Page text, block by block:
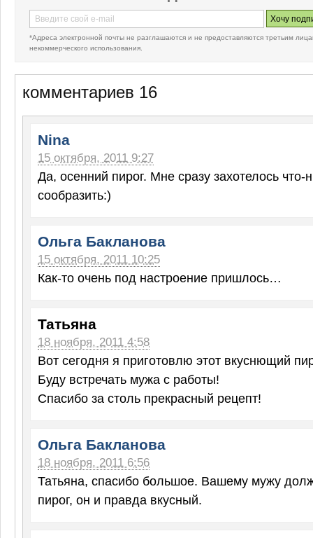
*Адреса электронной почты не разглашаются и не предоставляются третьим
некоммерческого использования.
комментариев 16
Nina
15 октября, 2011 9:27
Да, осенний пирог. Мне сразу захотелось что-
сообразить:)
Ольга Бакланова
15 октября, 2011 10:25
Как-то очень под настроение пришлось…
Татьяна
18 ноября, 2011 4:58
Вот сегодня я приготовлю этот вкуснющий
Буду встречать мужа с работы!
Спасибо за столь прекрасный рецепт!
Ольга Бакланова
18 ноября, 2011 6:56
Татьяна, спасибо большое. Вашему мужу
пирог, он и правда вкусный.